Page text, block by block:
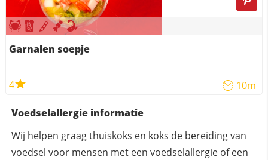
Garnalen soepje
4 10m
Voedselallergie informatie
Wij helpen graag thuiskoks en koks de bereiding van
voedsel voor mensen met een voedselallergie of een